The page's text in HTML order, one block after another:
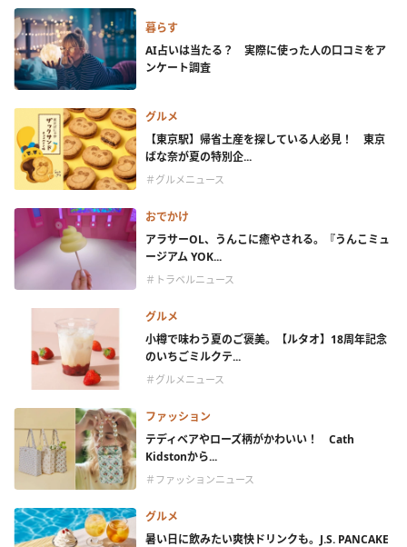
暮らす
AI占いは当たる？ 実際に使った人の口コミをア
ンケート調査
グルメ
【東京駅】帰省土産を探している人必見！ 東京
ばな奈が夏の特別企...
＃グルメニュース
おでかけ
アラサーOL、うんこに癒やされる。『うんこミュ
ージアム YOK...
＃トラベルニュース
グルメ
小樽で味わう夏のご褒美。【ルタオ】18周年記念
のいちごミルクテ...
＃グルメニュース
ファッション
テディベアやローズ柄がかわいい！ Cath
Kidstonから...
＃ファッションニュース
グルメ
暑い日に飲みたい爽快ドリンクも。J.S. PANCAKE